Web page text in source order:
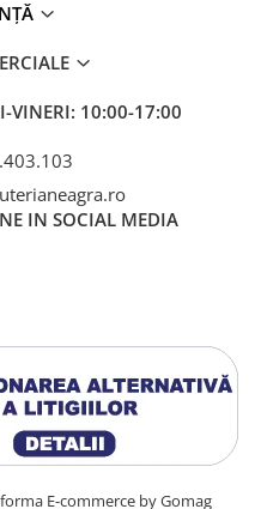
VINERI: 10:00-17:00
IN SOCIAL MEDIA
E-commerce by Gomag